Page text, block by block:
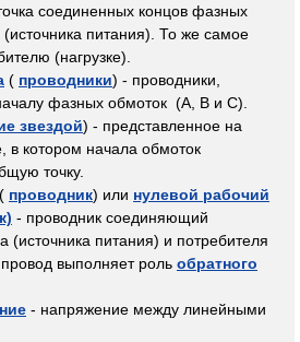
соединенных концов фазных
(источника питания). То же самое
(нагрузке).
( проводники) - проводники,
фазных обмоток (А, В и С).
звездой) - представленное на
в котором начала обмоток
точку.
( проводник) или нулевой рабочий
- проводник соединяющий
(источника питания) и потребителя
выполняет роль обратного
- напряжение между линейными